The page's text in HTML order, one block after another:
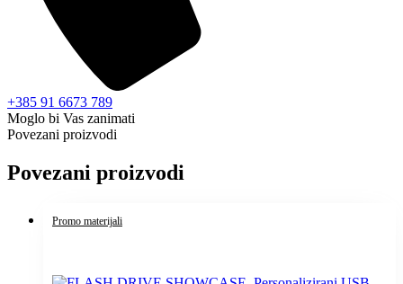
+385 91 6673 789
Moglo bi Vas zanimati
Povezani proizvodi
Povezani proizvodi
Promo materijali